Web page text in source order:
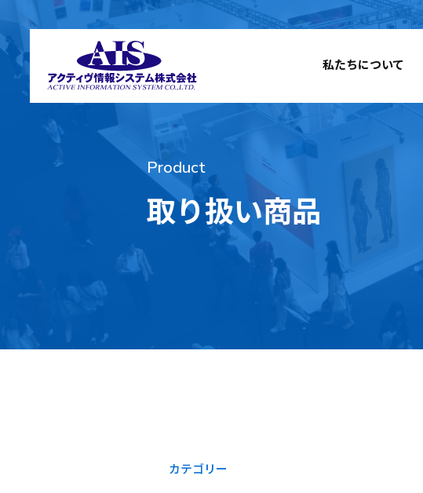
私たちについて
Product
取り扱い商品
カテゴリー